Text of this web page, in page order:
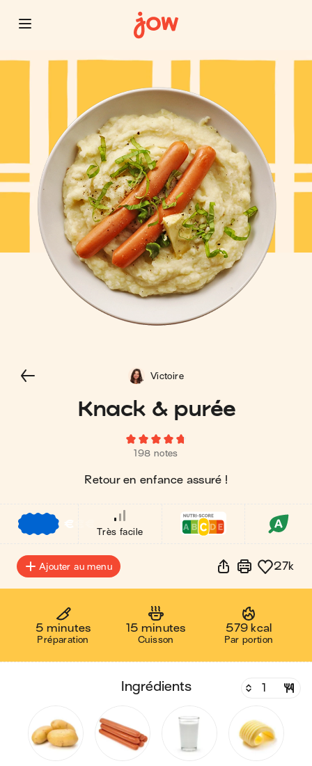
Knack & purée
198 notes
Retour en enfance assuré !
Victoire
€
Très facile
Ajouter au menu 27k
5 minutes
Préparation
15 minutes
Cuisson
579 kcal
Par portion
ingrédients